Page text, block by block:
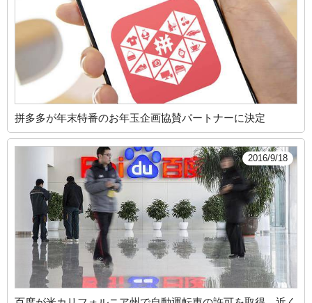
拼多多が年末特番のお年玉企画協賛パートナーに決定
2016/9/18